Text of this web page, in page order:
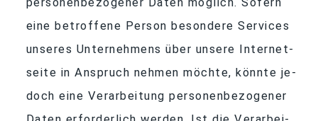
eine be­trof­fene Per­son be­son­dere Ser­vices
un­se­res Un­ter­neh­mens über un­sere In­ter­net­
seite in An­spruch neh­men möchte, könnte je­
doch eine Ver­ar­bei­tung per­so­nen­be­zo­ge­ner